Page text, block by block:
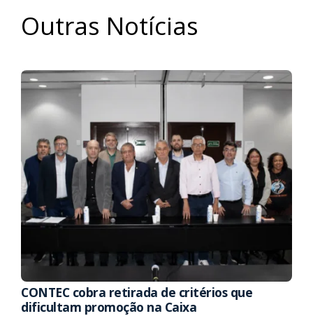
Outras Notícias
CONTEC cobra retirada de critérios que
dificultam promoção na Caixa